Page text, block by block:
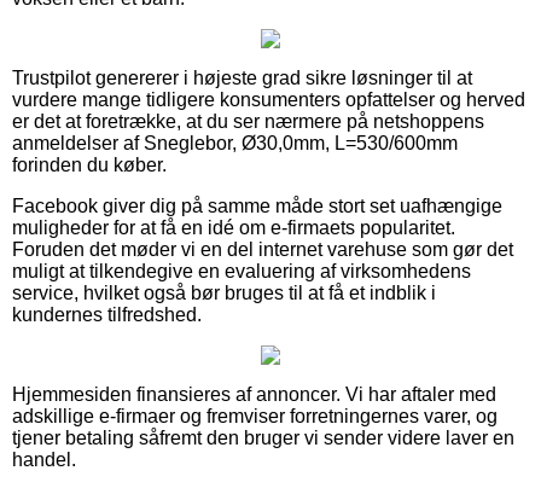
Trustpilot genererer i højeste grad sikre løsninger til at
vurdere mange tidligere konsumenters opfattelser og herved
er det at foretrække, at du ser nærmere på netshoppens
anmeldelser af Sneglebor, Ø30,0mm, L=530/600mm
forinden du køber.
Facebook giver dig på samme måde stort set uafhængige
muligheder for at få en idé om e-firmaets popularitet.
Foruden det møder vi en del internet varehuse som gør det
muligt at tilkendegive en evaluering af virksomhedens
service, hvilket også bør bruges til at få et indblik i
kundernes tilfredshed.
Hjemmesiden finansieres af annoncer. Vi har aftaler med
adskillige e-firmaer og fremviser forretningernes varer, og
tjener betaling såfremt den bruger vi sender videre laver en
handel.